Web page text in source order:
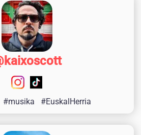
#musika #EuskalHerria